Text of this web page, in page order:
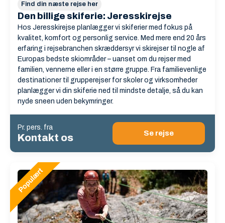
Find din næste rejse her
Den billige skiferie: Jeresskirejse
Hos Jeresskirejse planlægger vi skiferier med fokus på
kvalitet, komfort og personlig service. Med mere end 20 års
erfaring i rejsebranchen skræddersyr vi skirejser til nogle af
Europas bedste skiområder – uanset om du rejser med
familien, vennerne eller i en større gruppe. Fra familievenlige
destinationer til grupperejser for skoler og virksomheder
planlægger vi din skiferie ned til mindste detalje, så du kan
nyde sneen uden bekymringer.
Pr. pers. fra
Kontakt os Se rejse